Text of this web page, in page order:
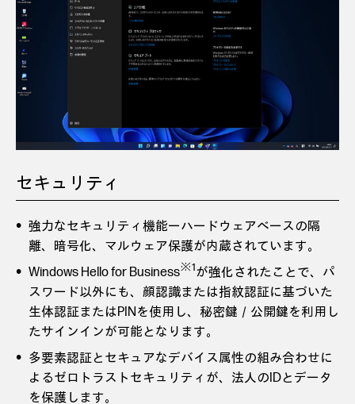
セキュリティ
強力なセキュリティ機能ーハードウェアベースの隔
離、暗号化、マルウェア保護が内蔵されています。
Windows Hello for Business※1が強化されたことで、パ
スワード以外にも、顔認識または指紋認証に基づいた
生体認証またはPINを使用し、秘密鍵／公開鍵を利用し
たサインインが可能となります。
多要素認証とセキュアなデバイス属性の組み合わせに
よるゼロトラストセキュリティが、法人のIDとデータ
を保護します。